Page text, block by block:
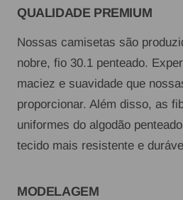
QUALIDADE PREMIUM
Nossas camisetas são
nobre, fio 30.1 penteado.
maciez e suavidade que
proporcionar. Além disso, as
uniformes do algodão
tecido mais resistente e
MODELAGEM